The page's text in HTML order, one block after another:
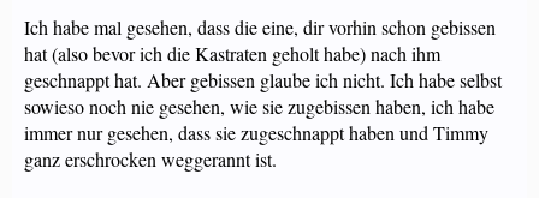
Ich habe mal gesehen, dass die eine, dir vorhin schon gebissen
hat (also bevor ich die Kastraten geholt habe) nach ihm
geschnappt hat. Aber gebissen glaube ich nicht. Ich habe selbst
sowieso noch nie gesehen, wie sie zugebissen haben, ich habe
immer nur gesehen, dass sie zugeschnappt haben und Timmy
ganz erschrocken weggerannt ist.